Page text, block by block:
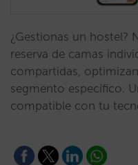
¿Gestionas un hostel?
reserva de camas
compartidas,
segmento específico.
compatible con tu